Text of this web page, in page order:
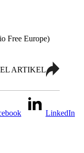
Free Europe)
ARTIKEL
LinkedIn